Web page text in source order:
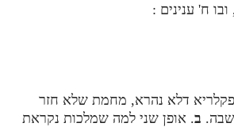
ח' ענינים :
דלא נהרא, מחמת שלא חזר
ב. אופן שני למה שמלכות נקראת